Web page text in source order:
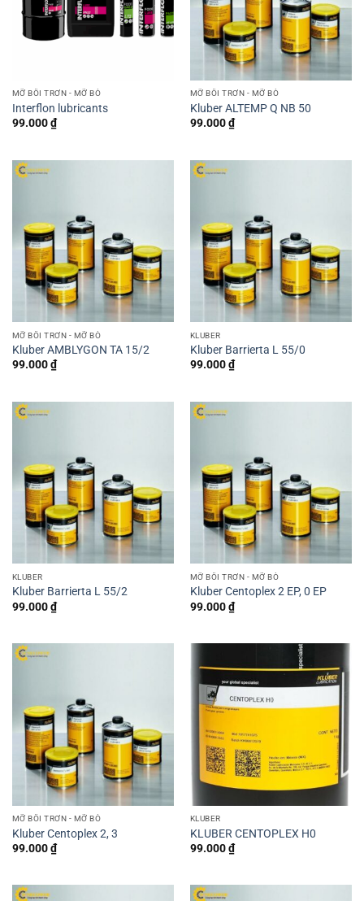
MỠ BÔI TRƠN - MỠ BÒ
Interflon lubricants
99.000₫
MỠ BÔI TRƠN - MỠ BÒ
Kluber ALTEMP Q NB 50
99.000₫
MỠ BÔI TRƠN - MỠ BÒ
Kluber AMBLYGON TA 15/2
99.000₫
KLUBER
Kluber Barrierta L 55/0
99.000₫
KLUBER
Kluber Barrierta L 55/2
99.000₫
MỠ BÔI TRƠN - MỠ BÒ
Kluber Centoplex 2 EP, 0 EP
99.000₫
MỠ BÔI TRƠN - MỠ BÒ
Kluber Centoplex 2, 3
99.000₫
KLUBER
KLUBER CENTOPLEX H0
99.000₫